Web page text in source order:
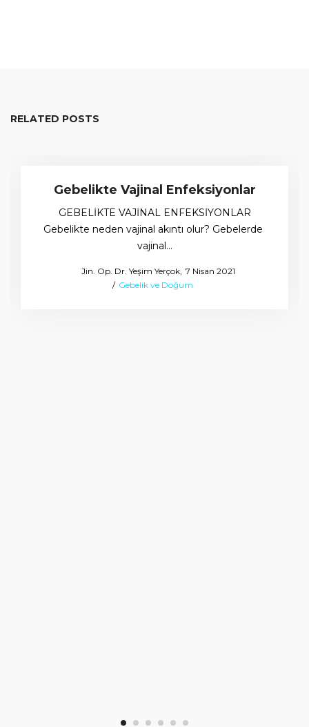
RELATED POSTS
Gebelikte Vajinal Enfeksiyonlar
GEBELİKTE VAJİNAL ENFEKSİYONLAR
Gebelikte neden vajinal akıntı olur? Gebelerde
vajinal…
byJin. Op. Dr. Yeşim Yerçok Posted
on
7 Nisan 2021
Posted
Gebelik ve Doğum